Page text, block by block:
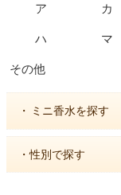
ア カ
ハ マ
その他
・ ミニ香水を探す
・性別で探す